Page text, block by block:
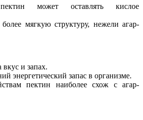
может оставлять кислое
мягкую структуру, нежели агар-
и запах.
энергетический запас в организме.
пектин наиболее схож с агар-